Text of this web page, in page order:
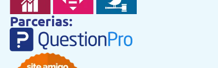
Parcerias: